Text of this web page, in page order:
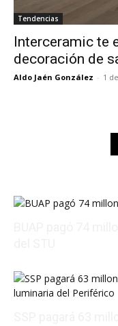
Tendencias
Interceramic te
decoración de
Aldo Jaén González - 1